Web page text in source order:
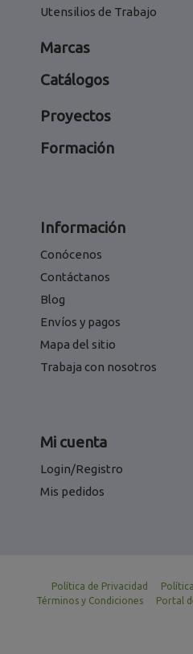
Utensilios de Trabajo
Marcas
Catálogos
Proyectos
Formación
Información
Conócenos
Contáctanos
Blog
Envíos y pagos
Mapa del sitio
Trabaja con nosotros
Mi cuenta
Login/Registro
Mis pedidos
Política de Privacidad
Términos y Condiciones
Portal